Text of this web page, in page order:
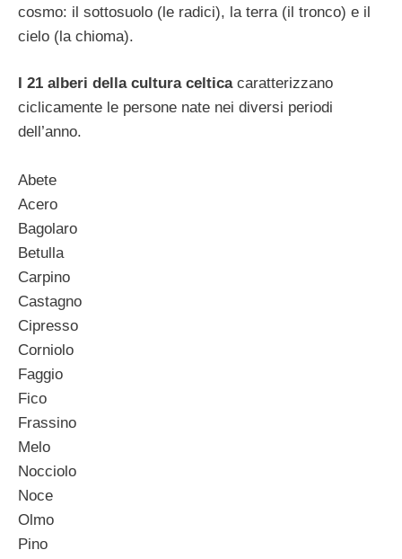
cosmo: il sottosuolo (le radici), la terra (il tronco) e il
cielo (la chioma).
I 21 alberi della cultura celticacaratterizzano
ciclicamente le persone nate nei diversi periodi
dell’anno.
Abete
Acero
Bagolaro
Betulla
Carpino
Castagno
Cipresso
Corniolo
Faggio
Fico
Frassino
Melo
Nocciolo
Noce
Olmo
Pino